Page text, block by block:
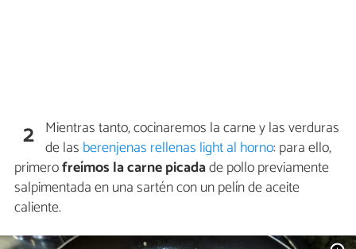
2 Mientras tanto, cocinaremos la carne y las verduras
de las berenjenas rellenas light al horno: para ello,
primerofreímos la carne picadade pollo previamente
salpimentada en una sartén con un pelín de aceite
caliente.